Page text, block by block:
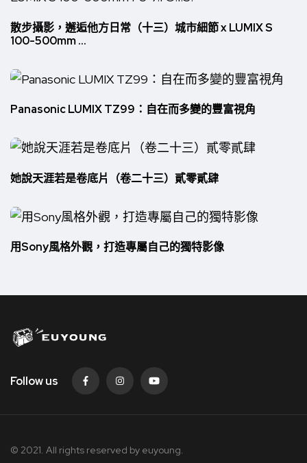
散步攝影，邂逅他方日常（十三）城市細節 x LUMIX S
100-500mm ...
Panasonic LUMIX TZ99：自在而多變的豐富視角
她說天涯若是卷底片（卷二十三）貳零貳肆
用Sony風格外觀，打造專屬自己的獨特影像
Follow us
© 2021. All rights reserved by euyoung.